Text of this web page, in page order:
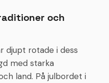
och
djupt rotade i dess
med starka
land. På julbordet i